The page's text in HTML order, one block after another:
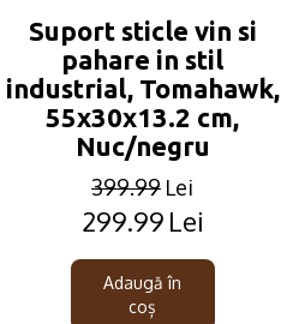
Suport sticle vin si
pahare in stil
industrial, Tomahawk,
55x30x13.2 cm,
Nuc/negru
399.99 Lei
Original
was:
399.99lei.
299.99 Lei
Current
is:
299.99lei.
Adaugă în
coș